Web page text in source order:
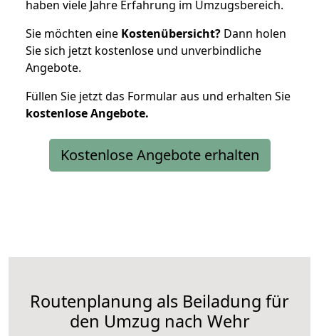
haben viele Jahre Erfahrung im Umzugsbereich.
Sie möchten eine Kostenübersicht? Dann holen
Sie sich jetzt kostenlose und unverbindliche
Angebote.
Füllen Sie jetzt das Formular aus und erhalten Sie
kostenloseAngebote.
Kostenlose Angebote erhalten
Routenplanung als Beiladung für
den Umzug nach Wehr